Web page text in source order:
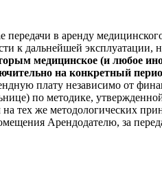
передачи в аренду
к дальнейшей эксплуатации,
медицинское (и любое
на конкретный
плату независимо от
по методике,
тех же методологических
Арендодателю, за